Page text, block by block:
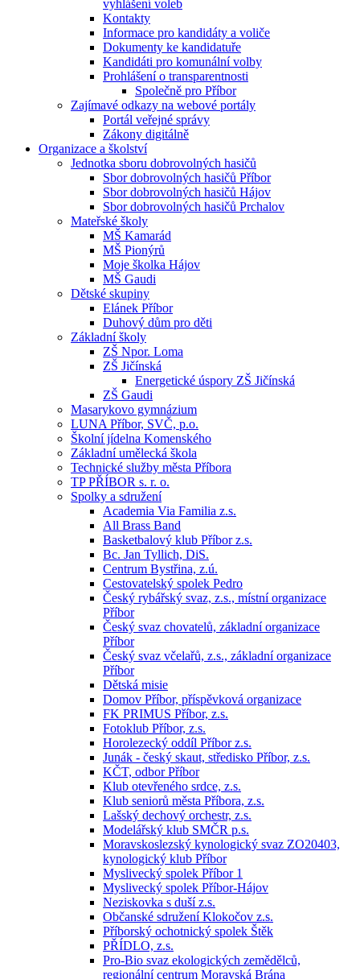
vyhlášení voleb
Kontakty
Informace pro kandidáty a voliče
Dokumenty ke kandidatuře
Kandidáti pro komunální volby
Prohlášení o transparentnosti
Společně pro Příbor
Zajímavé odkazy na webové portály
Portál veřejné správy
Zákony digitálně
Organizace a školství
Jednotka sboru dobrovolných hasičů
Sbor dobrovolných hasičů Příbor
Sbor dobrovolných hasičů Hájov
Sbor dobrovolných hasičů Prchalov
Mateřské školy
MŠ Kamarád
MŠ Pionýrů
Moje školka Hájov
MŠ Gaudi
Dětské skupiny
Elánek Příbor
Duhový dům pro děti
Základní školy
ZŠ Npor. Loma
ZŠ Jičínská
Energetické úspory ZŠ Jičínská
ZŠ Gaudi
Masarykovo gymnázium
LUNA Příbor, SVČ, p.o.
Školní jídelna Komenského
Základní umělecká škola
Technické služby města Příbora
TP PŘÍBOR s. r. o.
Spolky a sdružení
Academia Via Familia z.s.
All Brass Band
Basketbalový klub Příbor z.s.
Bc. Jan Tyllich, DiS.
Centrum Bystřina, z.ú.
Cestovatelský spolek Pedro
Český rybářský svaz, z.s., místní organizace
Příbor
Český svaz chovatelů, základní organizace
Příbor
Český svaz včelařů, z.s., základní organizace
Příbor
Dětská misie
Domov Příbor, příspěvková organizace
FK PRIMUS Příbor, z.s.
Fotoklub Příbor, z.s.
Horolezecký oddíl Příbor z.s.
Junák - český skaut, středisko Příbor, z.s.
KČT, odbor Příbor
Klub otevřeného srdce, z.s.
Klub seniorů města Příbora, z.s.
Lašský dechový orchestr, z.s.
Modelářský klub SMČR p.s.
Moravskoslezský kynologický svaz ZO20403,
kynologický klub Příbor
Myslivecký spolek Příbor 1
Myslivecký spolek Příbor-Hájov
Neziskovka s duší z.s.
Občanské sdružení Klokočov z.s.
Příborský ochotnický spolek Štěk
PŘÍDLO, z.s.
Pro-Bio svaz ekologických zemědělců,
regionální centrum Moravská Brána